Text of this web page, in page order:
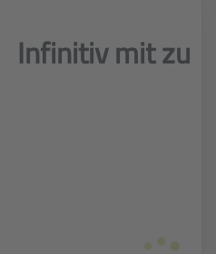
Infinitiv mit zu